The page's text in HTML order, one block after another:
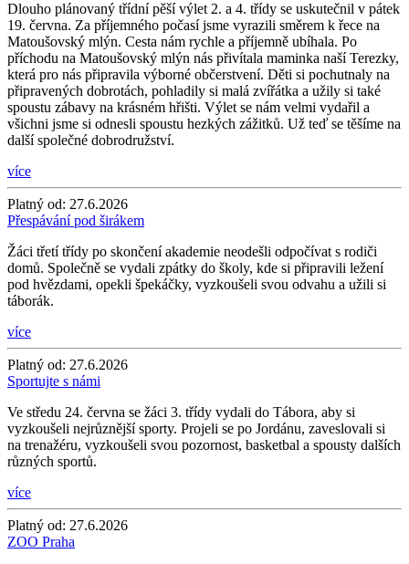
Dlouho plánovaný třídní pěší výlet 2. a 4. třídy se uskutečnil v pátek
19. června. Za příjemného počasí jsme vyrazili směrem k řece na
Matoušovský mlýn. Cesta nám rychle a příjemně ubíhala. Po
příchodu na Matoušovský mlýn nás přivítala maminka naší Terezky,
která pro nás připravila výborné občerstvení. Děti si pochutnaly na
připravených dobrotách, pohladily si malá zvířátka a užily si také
spoustu zábavy na krásném hřišti. Výlet se nám velmi vydařil a
všichni jsme si odnesli spoustu hezkých zážitků. Už teď se těšíme na
další společné dobrodružství.
více
Platný od: 27.6.2026
Přespávání pod širákem
Žáci třetí třídy po skončení akademie neodešli odpočívat s rodiči
domů. Společně se vydali zpátky do školy, kde si připravili ležení
pod hvězdami, opekli špekáčky, vyzkoušeli svou odvahu a užili si
táborák.
více
Platný od: 27.6.2026
Sportujte s námi
Ve středu 24. června se žáci 3. třídy vydali do Tábora, aby si
vyzkoušeli nejrůznější sporty. Projeli se po Jordánu, zaveslovali si
na trenažéru, vyzkoušeli svou pozornost, basketbal a spousty dalších
různých sportů.
více
Platný od: 27.6.2026
ZOO Praha